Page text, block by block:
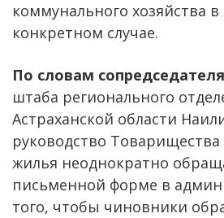
коммунального хозяйства
конкретном случае.
По словам
штаба регионального
Астраханской области
руководство
жилья неоднократно
письменной форме в
того, чтобы чиновники